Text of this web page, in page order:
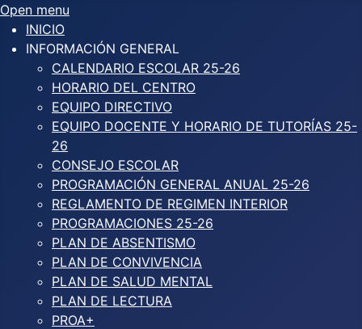
Open menu
INICIO
INFORMACIÓN GENERAL
CALENDARIO ESCOLAR 25-26
HORARIO DEL CENTRO
EQUIPO DIRECTIVO
EQUIPO DOCENTE Y HORARIO DE TUTORÍAS 25-
26
CONSEJO ESCOLAR
PROGRAMACIÓN GENERAL ANUAL 25-26
REGLAMENTO DE REGIMEN INTERIOR
PROGRAMACIONES 25-26
PLAN DE ABSENTISMO
PLAN DE CONVIVENCIA
PLAN DE SALUD MENTAL
PLAN DE LECTURA
PROA+